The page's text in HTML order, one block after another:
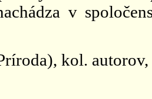
v
kol.